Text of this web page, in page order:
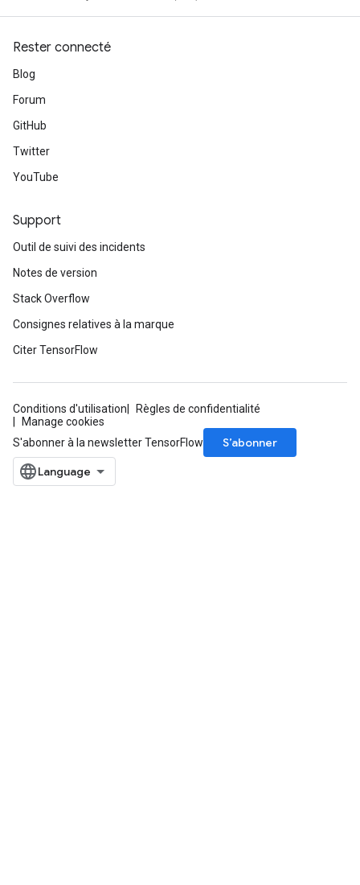
Rester connecté
Blog
Forum
GitHub
Twitter
YouTube
Support
Outil de suivi des incidents
Notes de version
Stack Overflow
Consignes relatives à la marque
Citer TensorFlow
Conditions d'utilisation
Règles de confidentialité
Manage cookies
S'abonner à la newsletter TensorFlow
S’abonner